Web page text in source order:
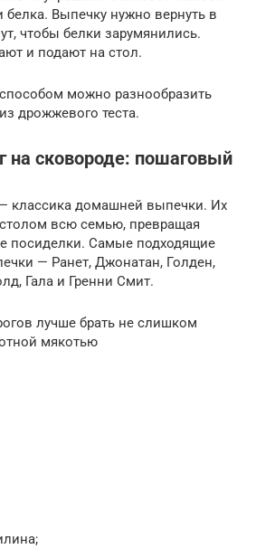
белка. Выпечку нужно вернуть в
чтобы белки зарумянились.
и подают на стол.
можно разнообразить
дрожжевого теста.
на сковороде: пошаговый
классика домашней выпечки. Их
всю семью, превращая
посиделки. Самые подходящие
— Ранет, Джонатан, Голден,
Гала и Гренни Смит.
лучше брать не слишком
мякотью